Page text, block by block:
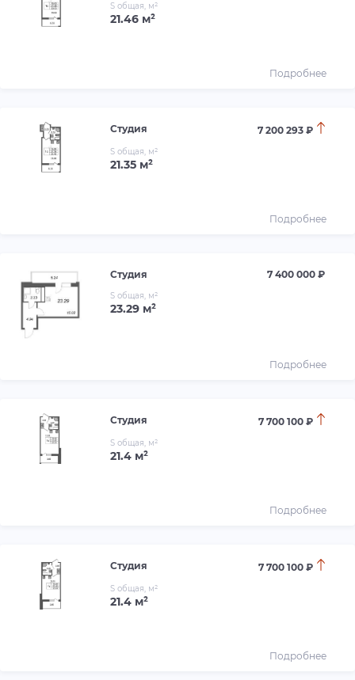
S общая, м²
21.46 м²
Подробнее
Студия 7 200 293 ₽
S общая, м²
21.35 м²
Подробнее
Студия 7 400 000 ₽
S общая, м²
23.29 м²
Подробнее
Студия 7 700 100 ₽
S общая, м²
21.4 м²
Подробнее
Студия 7 700 100 ₽
S общая, м²
21.4 м²
Подробнее